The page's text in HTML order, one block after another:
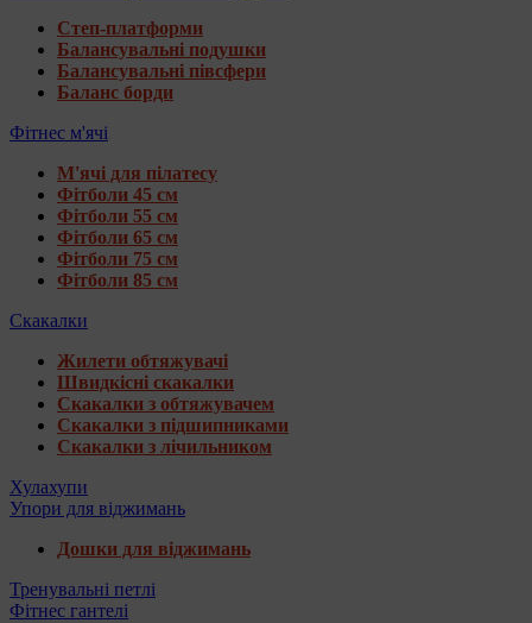
Степ-платформи
Балансувальні подушки
Балансувальні півсфери
Баланс борди
Фітнес м'ячі
М'ячі для пілатесу
Фітболи 45 см
Фітболи 55 см
Фітболи 65 см
Фітболи 75 см
Фітболи 85 см
Скакалки
Жилети обтяжувачі
Швидкісні скакалки
Скакалки з обтяжувачем
Скакалки з підшипниками
Скакалки з лічильником
Хулахупи
Упори для віджимань
Дошки для віджимань
Тренувальні петлі
Фітнес гантелі